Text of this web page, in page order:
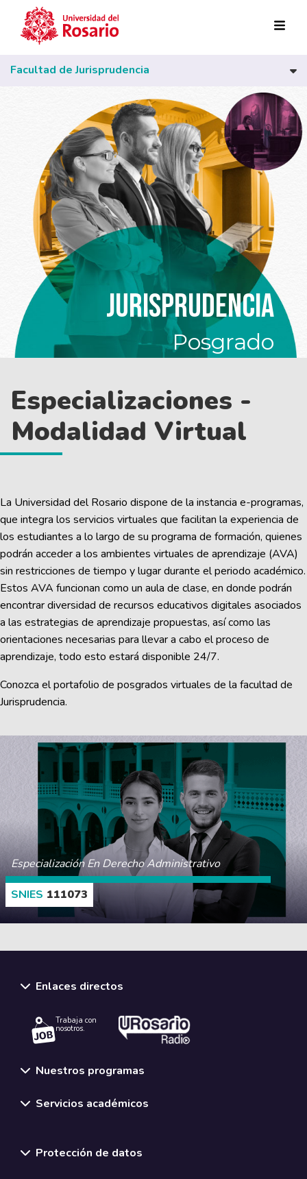
Pasar al contenido principal
Facultad de Jurisprudencia
JURISPRUDENCIA
Posgrado
Especializaciones -
Modalidad Virtual
La Universidad del Rosario dispone de la instancia e-programas,
que integra los servicios virtuales que facilitan la experiencia de
los estudiantes a lo largo de su programa de formación, quienes
podrán acceder a los ambientes virtuales de aprendizaje (AVA)
sin restricciones de tiempo y lugar durante el periodo académico.
Estos AVA funcionan como un aula de clase, en donde podrán
encontrar diversidad de recursos educativos digitales asociados
a las estrategias de aprendizaje propuestas, así como las
orientaciones necesarias para llevar a cabo el proceso de
aprendizaje, todo esto estará disponible 24/7.
Conozca el portafolio de posgrados virtuales de la facultad de
Jurisprudencia.
Especialización En Derecho Administrativo
111073
Enlaces directos
Trabaja con
nosotros.
Nuestros programas
Servicios académicos
Protección de datos